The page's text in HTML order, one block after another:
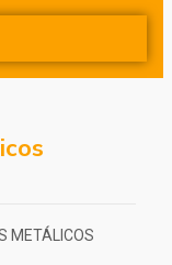
METÁLICOS